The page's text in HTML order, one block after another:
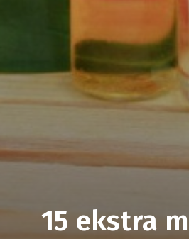
15 ekstra